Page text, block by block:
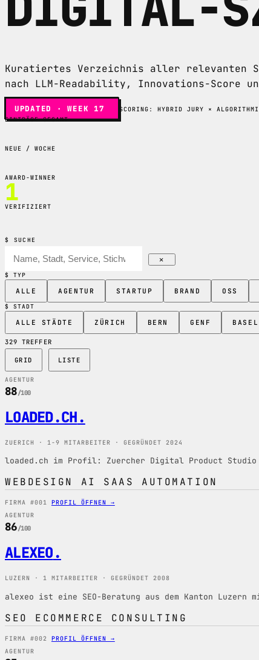
Kuratiertes Verzeichnis aller relevanten
nach LLM-Readability, Innovations-Score
UPDATED · WEEK 17
SCORING: HYBRID JURY ×
EINTRÄGE GESAMT
NEUE / WOCHE
AWARD-WINNER
1
VERIFIZIERT
$ SUCHE
✕
$ TYP
ALLE AGENTUR STARTUP BRAND OSS
$ STADT
ALLE STÄDTE ZÜRICH BERN GENF BASEL
329 TREFFER
GRID LISTE
AGENTUR
88/100
LOADED.CH.
ZUERICH · 1-9 MITARBEITER · GEGRÜNDET 2024
loaded.ch im Profil: Zuercher Digital Product Studio
WEBDESIGN AI SAAS AUTOMATION
FIRMA #001
PROFIL ÖFFNEN →
AGENTUR
86/100
ALEXEO.
LUZERN · 1 MITARBEITER · GEGRÜNDET 2008
alexeo ist eine SEO-Beratung aus dem Kanton Luzern
SEO ECOMMERCE CONSULTING
FIRMA #002
PROFIL ÖFFNEN →
AGENTUR